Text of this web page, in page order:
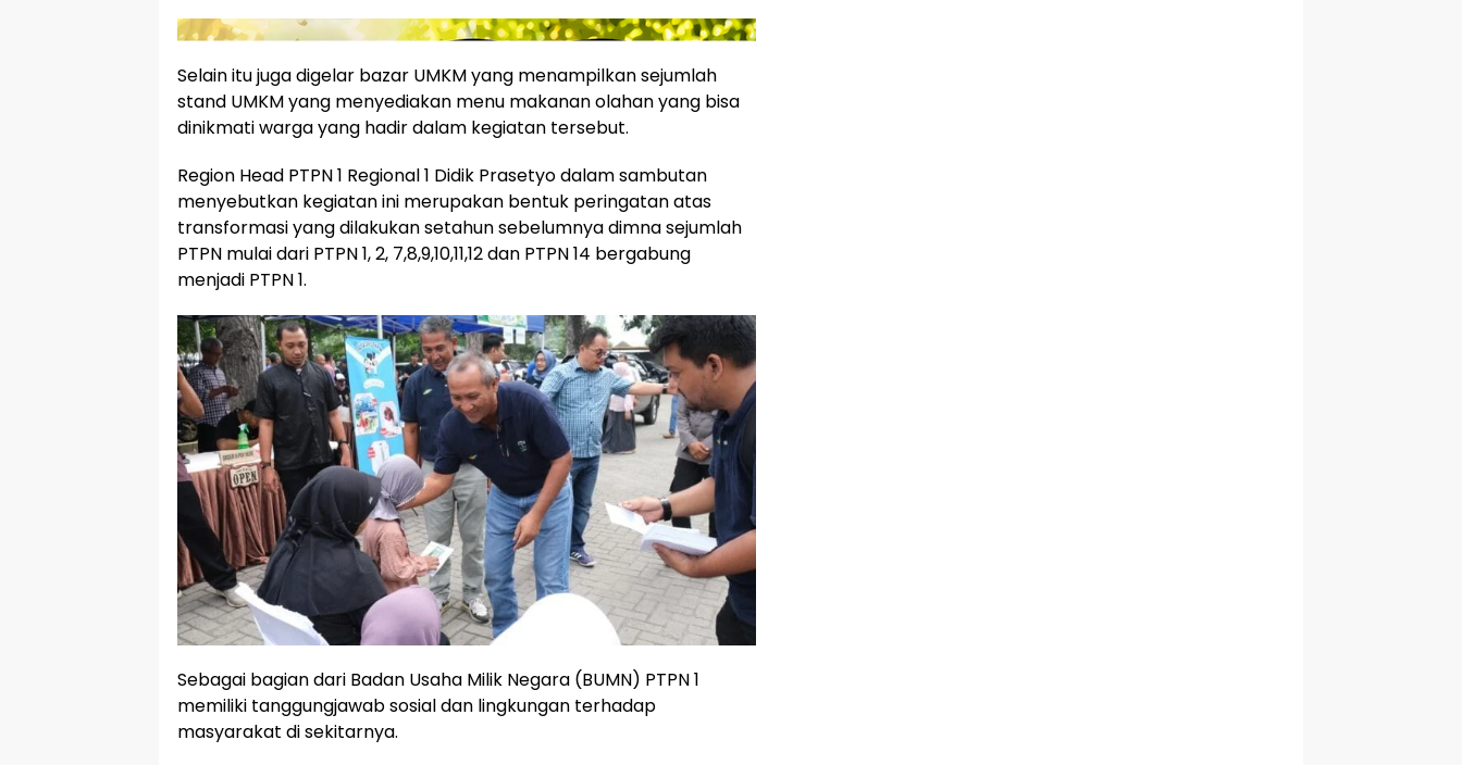
Selain itu juga digelar bazar UMKM yang menampilkan sejumlah
stand UMKM yang menyediakan menu makanan olahan yang bisa
dinikmati warga yang hadir dalam kegiatan tersebut.
Region Head PTPN 1 Regional 1 Didik Prasetyo dalam sambutan
menyebutkan kegiatan ini merupakan bentuk peringatan atas
transformasi yang dilakukan setahun sebelumnya dimna sejumlah
PTPN mulai dari PTPN 1, 2, 7,8,9,10,11,12 dan PTPN 14 bergabung
menjadi PTPN 1.
Sebagai bagian dari Badan Usaha Milik Negara (BUMN) PTPN 1
memiliki tanggungjawab sosial dan lingkungan terhadap
masyarakat di sekitarnya.